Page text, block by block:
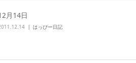
月14日
はっぴー日記